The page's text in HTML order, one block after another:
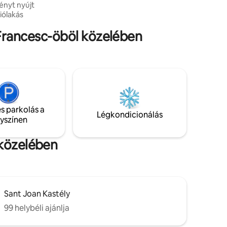
nyújt
20
két
öböl közelében
parkolás a
Légkondicionálás
Sant Joan Kastély
99 helybéli ajánlja